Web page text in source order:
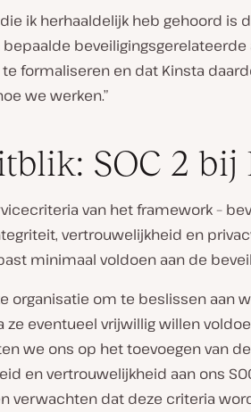
ik herhaaldelijk heb gehoord is
formaliseren en dat Kinsta
we werken.”
SOC 2 bij
van het framework –
vertrouwelijkheid en
minimaal voldoen aan de
organisatie om te beslissen aan
eventueel vrijwillig willen
we ons op het toevoegen van
en vertrouwelijkheid aan ons
verwachten dat deze criteria